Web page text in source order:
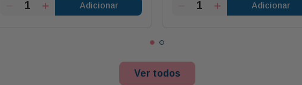
Adicionar Adicionar
Ver todos